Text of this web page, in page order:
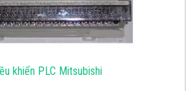
khiển PLC Mitsubishi